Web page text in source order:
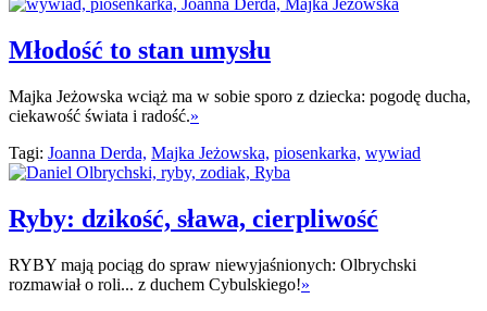
Młodość to stan umysłu
Majka Jeżowska wciąż ma w sobie sporo z dziecka: pogodę ducha,
ciekawość świata i radość.»
Tagi: Joanna Derda, Majka Jeżowska, piosenkarka, wywiad
Ryby: dzikość, sława, cierpliwość
RYBY mają pociąg do spraw niewyjaśnionych: Olbrychski
rozmawiał o roli... z duchem Cybulskiego!»